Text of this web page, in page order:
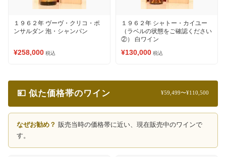
１９６２年 ヴーヴ・クリコ・ポ
ンサルダン 泡・シャンパン
¥258,000 税込
１９６２年 シャトー・カイユー
（ラベルの状態をご確認ください
②） 白ワイン
¥130,000 税込
💴 似た価格帯のワイン ¥59,499〜¥110,500
なぜお勧め？ 販売当時の価格帯に近い、現在販売中のワインで
す。